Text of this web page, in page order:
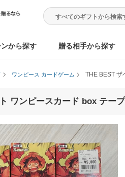
シーンから探す 贈る相手か